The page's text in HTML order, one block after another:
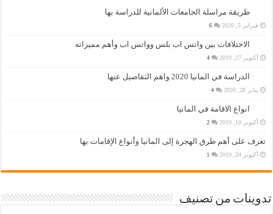
طريقة مراسلة الجامعات الألمانية للدراسة بها
فبراير 5, 2020 6
الاختلافات بين واتس اب بلس وواتس اب وأهم مميزاته
أكتوبر 27, 2019 4
الدراسة في المانيا 2020 واهم التفاصيل عنها
يناير 28, 2020 4
انواع الاقامة في المانيا
أكتوبر 10, 2019 2
تعرف على أهم طرق الهجرة إلى المانيا وأنواع الإقامات بها
أكتوبر 24, 2019 1
تدوينات من تصنيف